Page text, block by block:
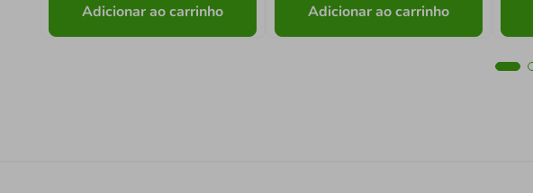
Adicionar ao carrinho Adicionar ao carrinho